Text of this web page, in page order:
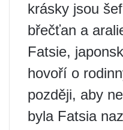
krásky jsou
břečťan a
Fatsie,
hovoří o
později, aby
byla Fatsia